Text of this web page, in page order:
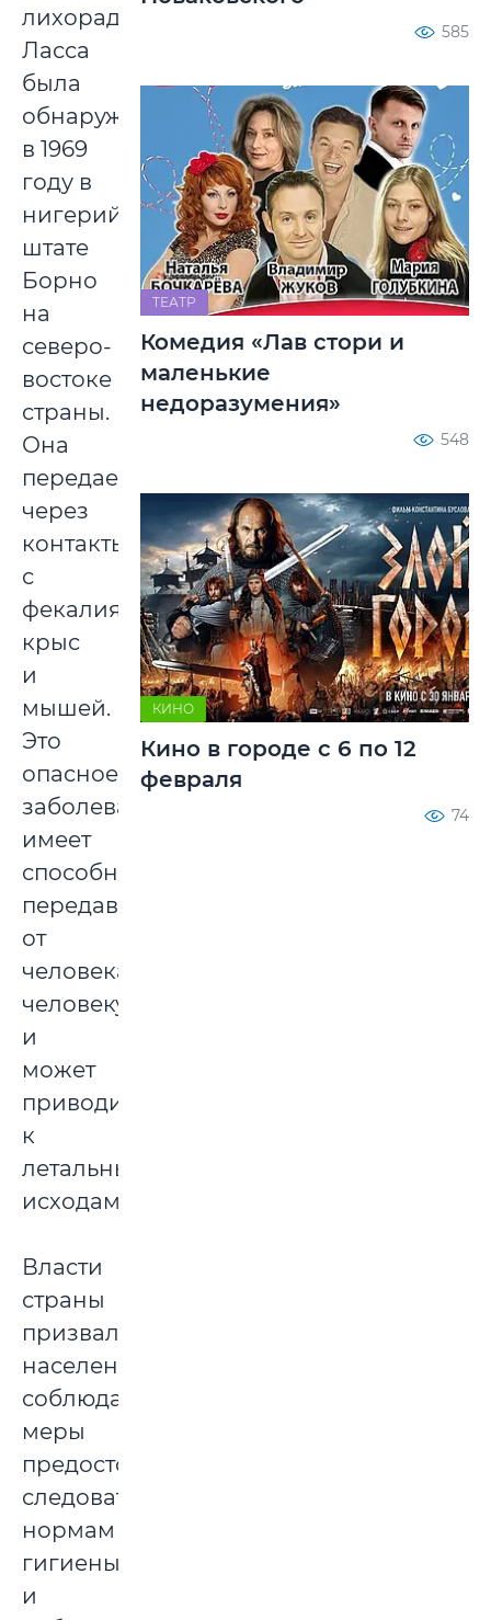
лихорадка
Ласса
была
обнаружена
в 1969
году в
нигерийском
штате
Борно
на
северо-
востоке
страны.
Она
передается
через
контакты
с
фекалиями
крыс
и
мышей.
Это
опасное
заболевание
имеет
способность
передаваться
от
человека
человеку
и
может
приводить
к
летальным
исходам.
Власти
страны
призвали
население
соблюдать
меры
предосторожности,
следовать
нормам
гигиены
и
585
ТЕАТР
Комедия «Лав стори и
маленькие
недоразумения»
548
КИНО
Кино в городе с 6 по 12
февраля
74